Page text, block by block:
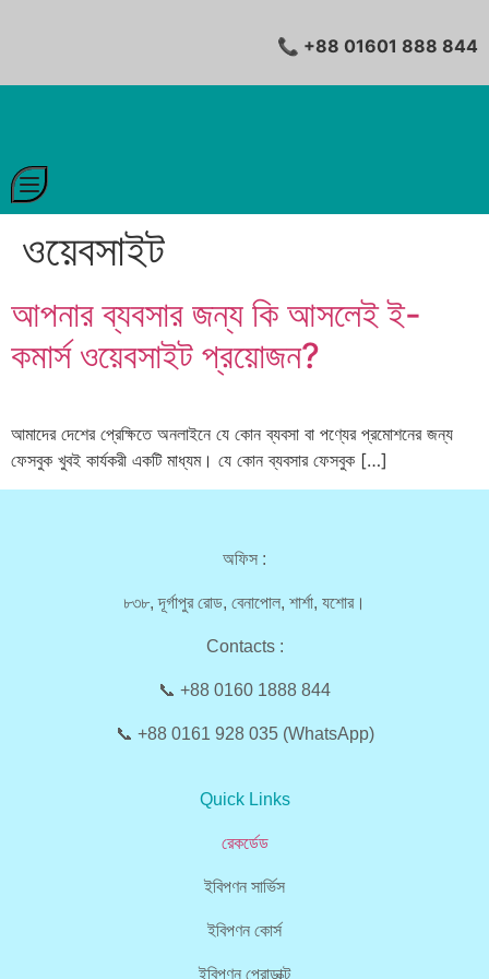
📞 +88 01601 888 844
ওয়েবসাইট
আপনার ব্যবসার জন্য কি আসলেই ই-
কমার্স ওয়েবসাইট প্রয়োজন?
আমাদের দেশের প্রেক্ষিতে অনলাইনে যে কোন ব্যবসা বা পণ্যের প্রমোশনের জন্য
ফেসবুক খুবই কার্যকরী একটি মাধ্যম। যে কোন ব্যবসার ফেসবুক […]
অফিস :
৮৩৮, দূর্গাপুর রোড, বেনাপোল, শার্শা, যশোর।
Contacts :
📞 +88 0160 1888 844
📞 +88 0161 928 035 (WhatsApp)
Quick Links
রেকর্ডেড
ইবিপণন সার্ভিস
ইবিপণন কোর্স
ইবিপণন প্রোডাক্ট